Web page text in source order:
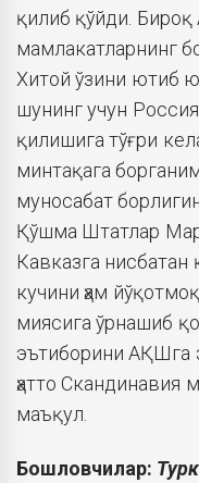
қилиб қўйди.
мамлакатларнинг
Хитой ўзини ютиб
шунинг учун
қилишига тўғри
минтақага
муносабат
Қўшма Штатлар
Кавказга нисбатан
кучини ҳам
миясига ўрнашиб
эътиборини АҚШга
ҳатто Скандинавия
маъқул.
Бошловчилар: